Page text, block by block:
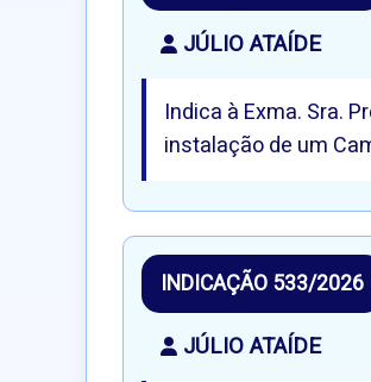
JÚLIO ATAÍDE
Indica à Exma. Sra.
instalação de um
INDICAÇÃO 533/2026
JÚLIO ATAÍDE